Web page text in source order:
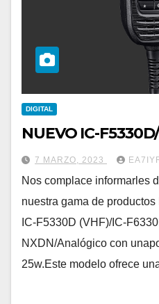
DIGITAL
NUEVO IC-
7 MARZO, 2023
Nos complace informarles
nuestra gama de
IC-F5330D (VHF)/IC-
NXDN/Analógico con
25w.Este modelo ofrece